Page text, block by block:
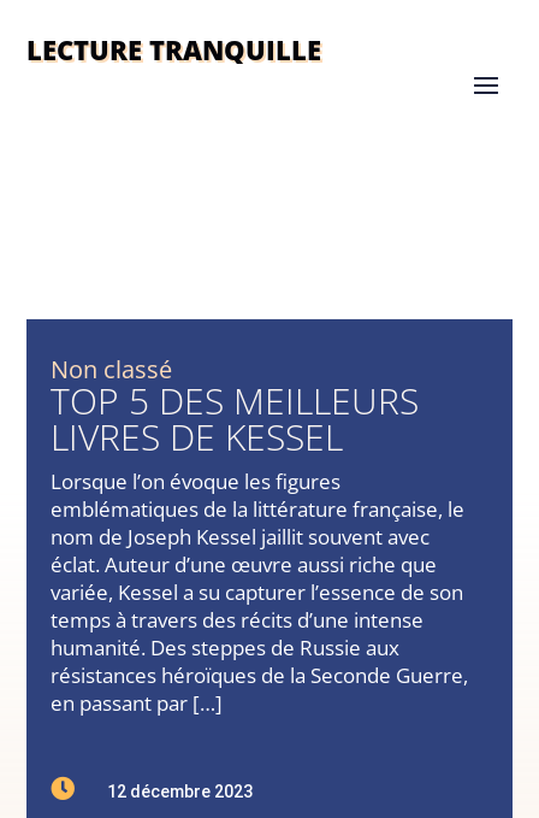
LECTURE TRANQUILLE
Non classé
TOP 5 DES MEILLEURS
LIVRES DE KESSEL
Lorsque l’on évoque les figures
emblématiques de la littérature française, le
nom de Joseph Kessel jaillit souvent avec
éclat. Auteur d’une œuvre aussi riche que
variée, Kessel a su capturer l’essence de son
temps à travers des récits d’une intense
humanité. Des steppes de Russie aux
résistances héroïques de la Seconde Guerre,
en passant par […]
 12 décembre 2023